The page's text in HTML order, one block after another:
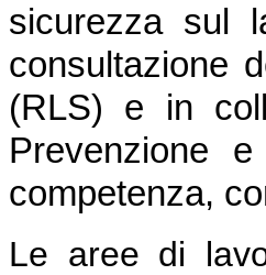
sicurezza sul
consultazione
(RLS) e in
Prevenzione
competenza,
Le aree di